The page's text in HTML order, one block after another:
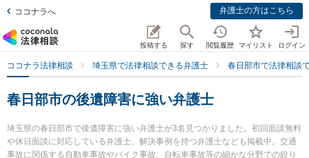
ココナラへ 弁護士の方はこちら
投稿する 探す 閲覧履歴 マイリスト ログイン
ココナラ法律相談 埼玉県で法律相談できる弁護士 春日部市で法律相談
春日部市の後遺障害に強い弁護士
埼玉県の春日部市で後遺障害に強い弁護士が3名見つかりました。初回面談無料
や休日面談に対応している弁護士、解決事例を持つ弁護士なども掲載中。交通
事故に関係する自動車事故やバイク事故、自転車事故等の細かな分野での絞り